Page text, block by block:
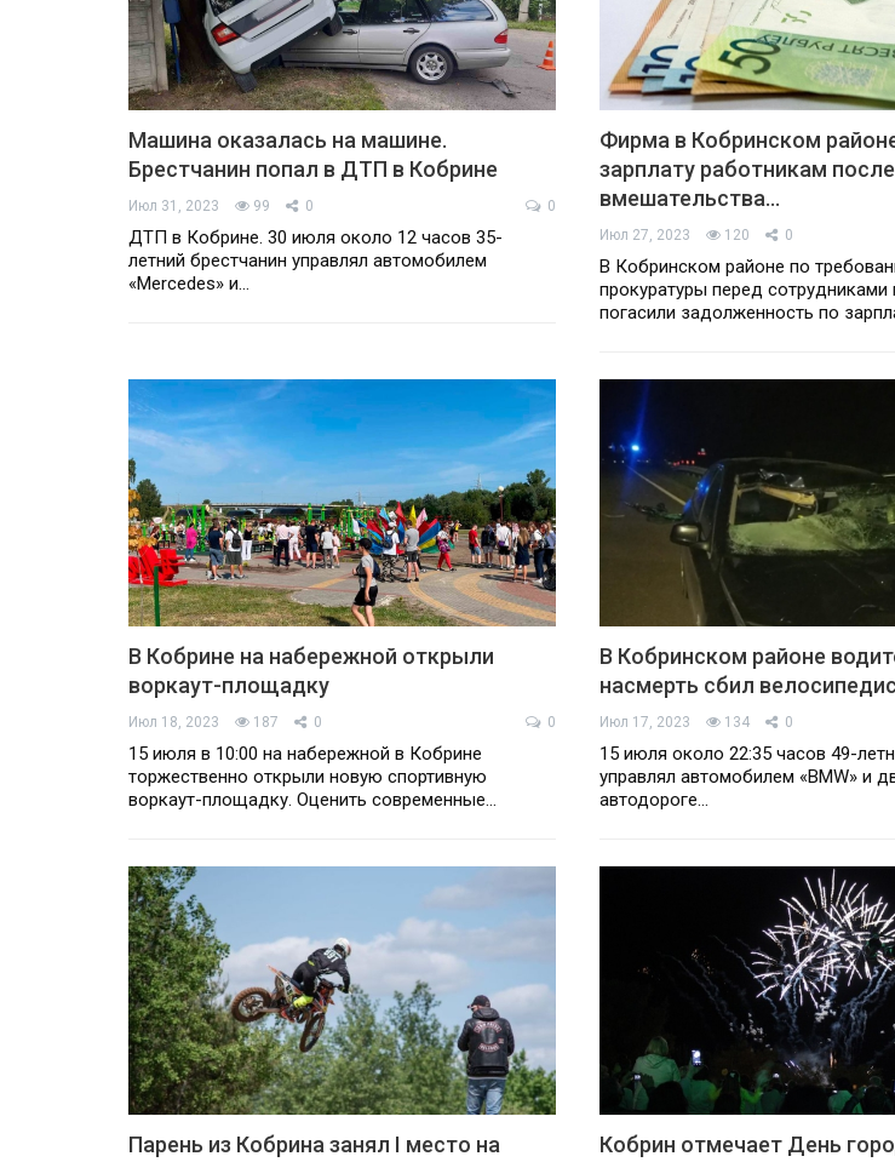
Машина оказалась на машине.
Брестчанин попал в ДТП в Кобрине
Июл 31, 2023 99 0 0
ДТП в Кобрине. 30 июля около 12 часов 35-
летний брестчанин управлял автомобилем
«Mercedes» и…
Фирма в Кобринском
зарплату работникам после
вмешательства…
Июл 27, 2023 120 0
В Кобринском районе по
прокуратуры перед сотрудниками
погасили задолженность по
В Кобрине на набережной открыли
воркаут-площадку
Июл 18, 2023 187 0 0
15 июля в 10:00 на набережной в Кобрине
торжественно открыли новую спортивную
воркаут-площадку. Оценить современные…
В Кобринском районе
насмерть сбил
Июл 17, 2023 134 0
15 июля около 22:35 часов 49-
управлял автомобилем «BMW» и
автодороге…
Парень из Кобрина занял I место на
Кобрин отмечает День